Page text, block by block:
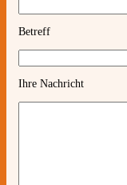
Betreff
Ihre Nachricht